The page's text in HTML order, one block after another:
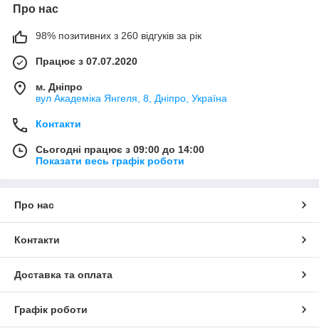
Про нас
98% позитивних з 260 відгуків за рік
Працює з 07.07.2020
м. Дніпро
вул Академіка Янгеля, 8, Дніпро, Україна
Контакти
Сьогодні працює з 09:00 до 14:00
Показати весь графік роботи
Про нас
Контакти
Доставка та оплата
Графік роботи